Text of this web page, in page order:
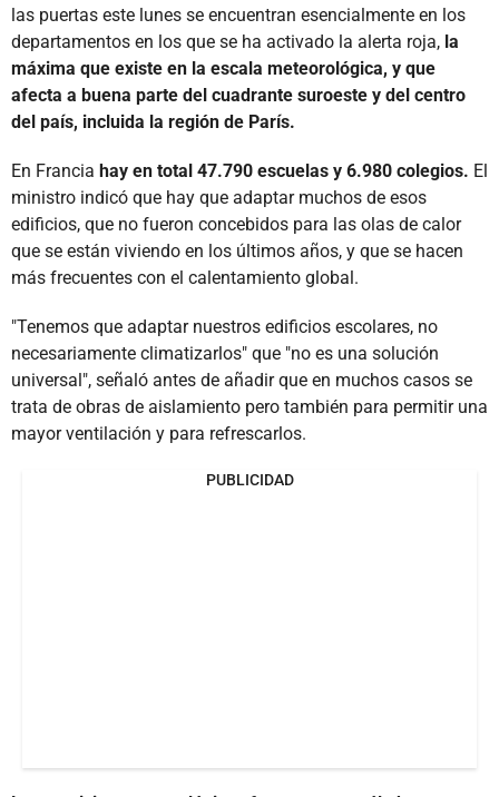
las puertas este lunes se encuentran esencialmente en los
departamentos en los que se ha activado la alerta roja, la
máxima que existe en la escala meteorológica, y que
afecta a buena parte del cuadrante suroeste y del centro
del país, incluida la región de París.
En Francia hay en total 47.790 escuelas y 6.980 colegios. El
ministro indicó que hay que adaptar muchos de esos
edificios, que no fueron concebidos para las olas de calor
que se están viviendo en los últimos años, y que se hacen
más frecuentes con el calentamiento global.
"Tenemos que adaptar nuestros edificios escolares, no
necesariamente climatizarlos" que "no es una solución
universal", señaló antes de añadir que en muchos casos se
trata de obras de aislamiento pero también para permitir una
mayor ventilación y para refrescarlos.
PUBLICIDAD